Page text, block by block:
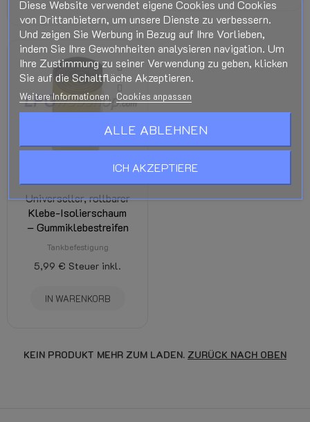
Universeller, rollbarer
Klebe-Isolierschaum
– Gummiklebestreifen
Tankbefestigung
5,99 € Steuer inkl.
IN WARENKORB
KEIN PRODUKT MEHR ZUM LADEN. ZURÜCK NACH OBEN
Diese Website verwendet eigene Cookies und Cookies
von Drittanbietern, um unsere Dienste zu verbessern.
Und zeigen Sie Werbung in Bezug auf Ihre Vorlieben,
indem Sie Ihre Gewohnheiten analysieren navigation. Um
Ihre Zustimmung zu seiner Verwendung zu geben, klicken
Sie auf die Schaltfläche Akzeptieren.
Weitere Informationen Cookies anpassen
ALLE ABLEHNEN
ICH AKZEPTIERE